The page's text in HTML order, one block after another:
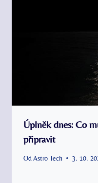
Úplněk dnes: Co
připravit
Od Astro Tech 3. 10.